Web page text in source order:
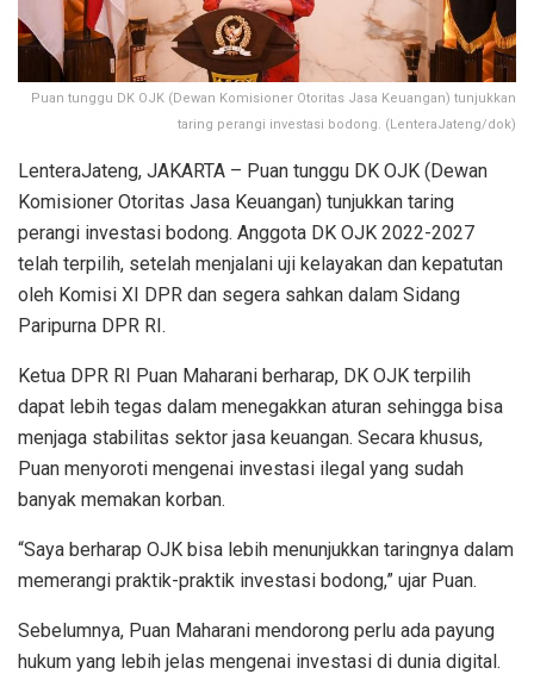
Puan tunggu DK OJK (Dewan Komisioner Otoritas Jasa Keuangan) tunjukkan
taring perangi investasi bodong. (LenteraJateng/dok)
LenteraJateng, JAKARTA – Puan tunggu DK OJK (Dewan
Komisioner Otoritas Jasa Keuangan) tunjukkan taring
perangi investasi bodong. Anggota DK OJK 2022-2027
telah terpilih, setelah menjalani uji kelayakan dan kepatutan
oleh Komisi XI DPR dan segera sahkan dalam Sidang
Paripurna DPR RI.
Ketua DPR RI Puan Maharani berharap, DK OJK terpilih
dapat lebih tegas dalam menegakkan aturan sehingga bisa
menjaga stabilitas sektor jasa keuangan. Secara khusus,
Puan menyoroti mengenai investasi ilegal yang sudah
banyak memakan korban.
“Saya berharap OJK bisa lebih menunjukkan taringnya dalam
memerangi praktik-praktik investasi bodong,” ujar Puan.
Sebelumnya, Puan Maharani mendorong perlu ada payung
hukum yang lebih jelas mengenai investasi di dunia digital.